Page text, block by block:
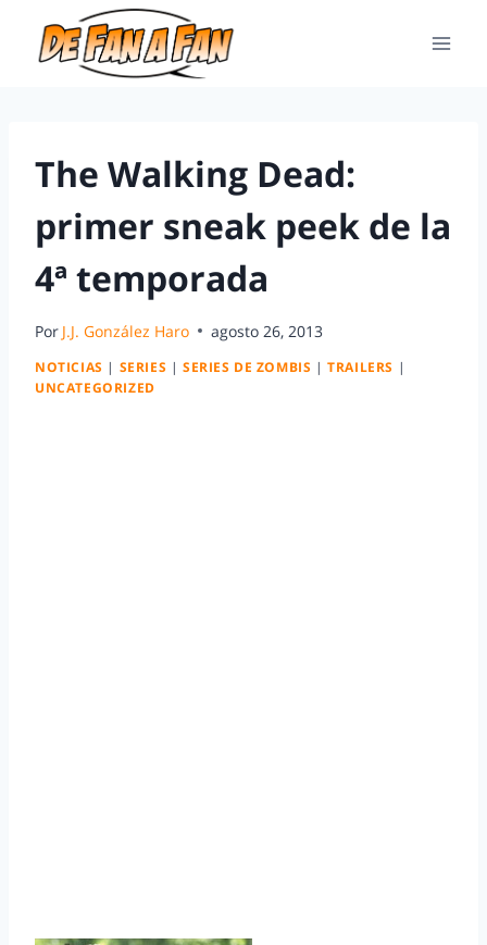
The Walking Dead:
primer sneak peek de la
4ª temporada
Por J.J. González Haro agosto 26, 2013
NOTICIAS | SERIES | SERIES DE ZOMBIS |TRAILERS |
UNCATEGORIZED